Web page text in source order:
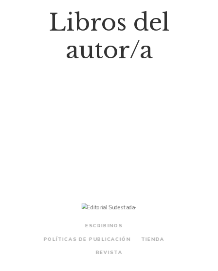
Libros del
autor/a
ESCRIBINOS
POLÍTICAS DE PUBLICACIÓN TIENDA
REVISTA